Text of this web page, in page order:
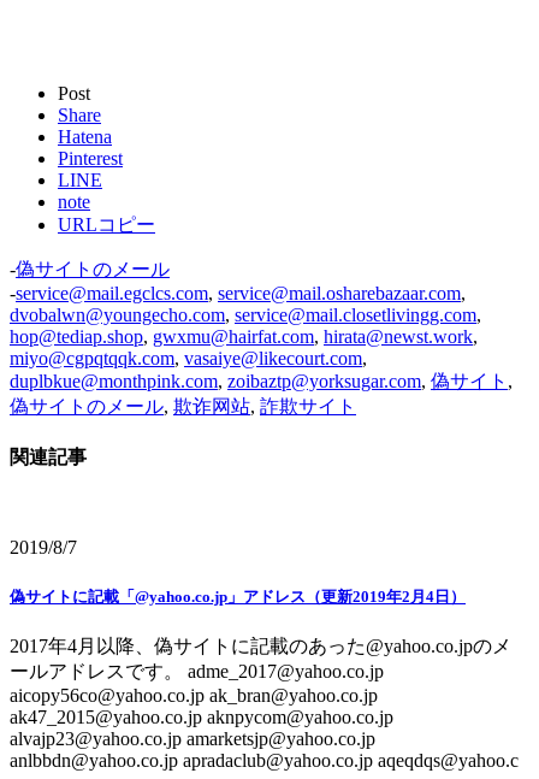
Post
Share
Hatena
Pinterest
LINE
note
URLコピー
-偽サイトのメール
-service@mail.egclcs.com, service@mail.osharebazaar.com,
dvobalwn@youngecho.com, service@mail.closetlivingg.com,
hop@tediap.shop, gwxmu@hairfat.com, hirata@newst.work,
miyo@cgpqtqqk.com, vasaiye@likecourt.com,
duplbkue@monthpink.com, zoibaztp@yorksugar.com, 偽サイト ,
偽サイトのメール, 欺诈网站, 詐欺サイト
関連記事
2019/8/7
偽サイトに記載「@yahoo.co.jp」アドレス（更新2019年2月4日）
2017年4月以降、偽サイトに記載のあった@yahoo.co.jpのメ
ールアドレスです。 adme_2017@yahoo.co.jp
aicopy56co@yahoo.co.jp ak_bran@yahoo.co.jp
ak47_2015@yahoo.co.jp aknpycom@yahoo.co.jp
alvajp23@yahoo.co.jp amarketsjp@yahoo.co.jp
anlbbdn@yahoo.co.jp apradaclub@yahoo.co.jp aqeqdqs@yahoo.c